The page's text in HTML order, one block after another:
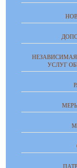
НЕЗАВИСИМАЯ
УСЛУГ